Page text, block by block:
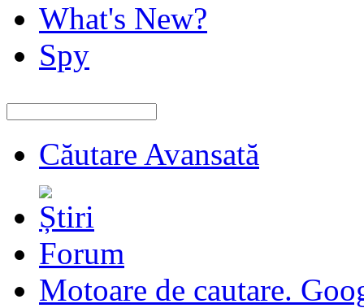
What's New?
Spy
Căutare Avansată
Forum
Motoare de cautare.